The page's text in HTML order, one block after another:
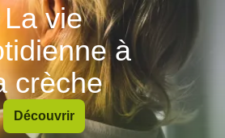
La vie
à
crèche
Découvrir